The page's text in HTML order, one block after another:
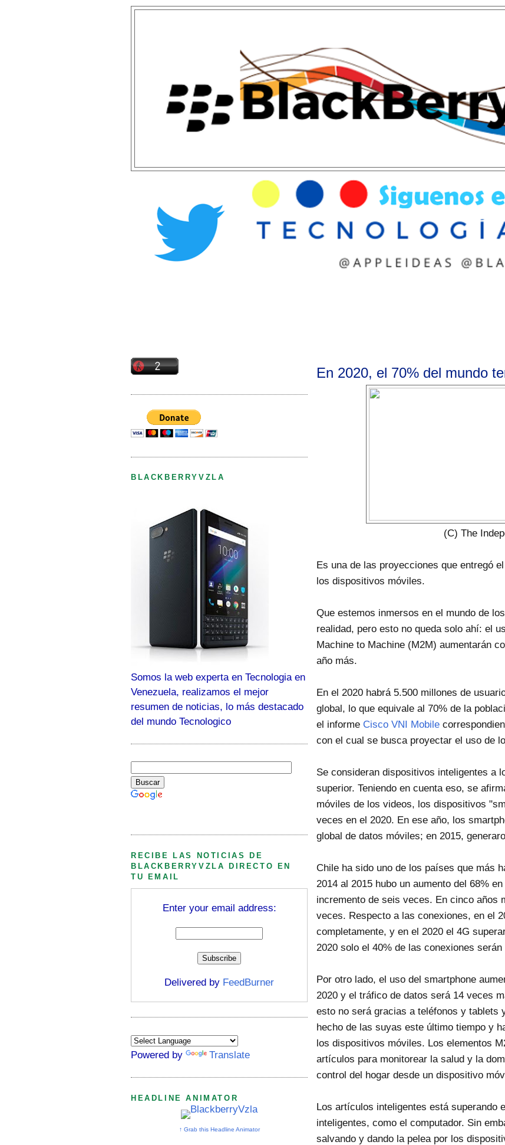
En 2020, el 70% del mundo
(C) The
Es una de las proyecciones que entregó
los dispositivos móviles.
Que estemos inmersos en el mundo de
realidad, pero esto no queda solo ahí: el
Machine to Machine (M2M) aumentarán
año más.
En el 2020 habrá 5.500 millones de
global, lo que equivale al 70% de la
el informe Cisco VNI Mobile
con el cual se busca proyectar el uso de
Se consideran dispositivos inteligentes a
superior. Teniendo en cuenta eso, se
móviles de los videos, los dispositivos
veces en el 2020. En ese año, los
global de datos móviles; en 2015,
Chile ha sido uno de los países que más
2014 al 2015 hubo un aumento del 68%
incremento de seis veces. En cinco años
veces. Respecto a las conexiones, en el
completamente, y en el 2020 el 4G
2020 solo el 40% de las conexiones serán
Por otro lado, el uso del smartphone
2020 y el tráfico de datos será 14 veces
esto no será gracias a teléfonos y tablets
hecho de las suyas este último tiempo y
los dispositivos móviles. Los elementos
artículos para monitorear la salud y la
control del hogar desde un dispositivo
Los artículos inteligentes está superando
inteligentes, como el computador. Sin
salvando y dando la pelea por los
BLACKBERRYVZLA
Somos la web experta en Tecnologia en
Venezuela, realizamos el mejor
resumen de noticias, lo más destacado
del mundo Tecnologico
RECIBE LAS NOTICIAS DE
BLACKBERRYVZLA DIRECTO EN
TU EMAIL
Enter your email address:
Delivered by FeedBurner
Powered by Translate
HEADLINE ANIMATOR
↑ Grab this Headline Animator